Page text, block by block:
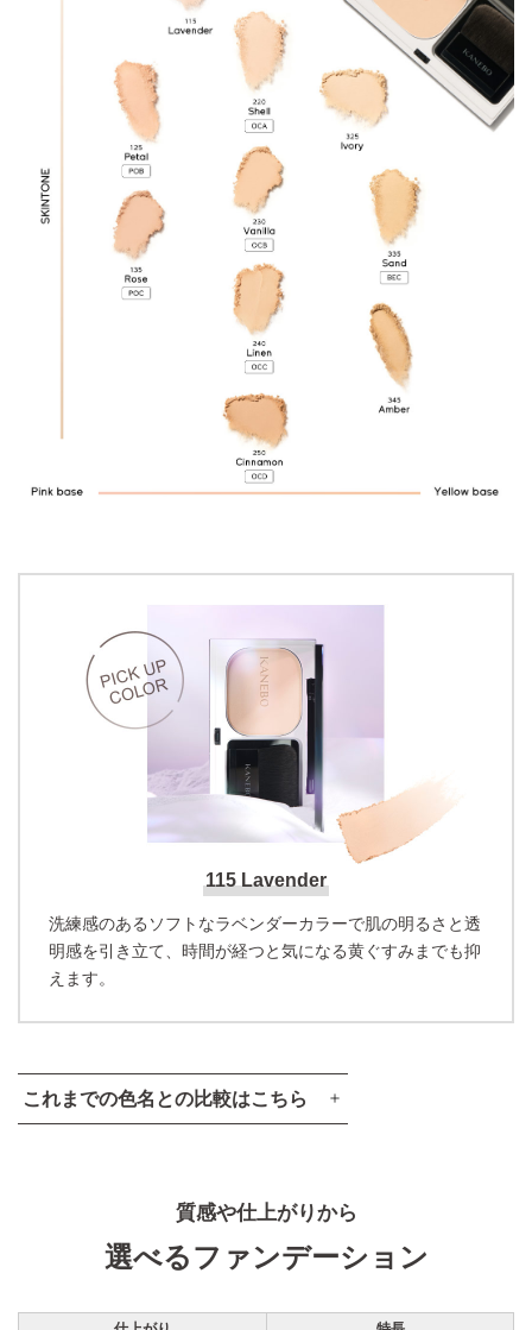
115 Lavender
洗練感のあるソフトなラベンダーカラーで肌の明るさと透
明感を引き立て、時間が経つと気になる黄ぐすみまでも抑
えます。
これまでの色名との比較はこちら
質感や仕上がりから
選べるファンデーション